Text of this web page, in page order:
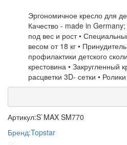
Эргономичное кресло для
Качество - made in
под вес и рост •
весом от 18 кг •
профилактики детского
крестовина • Закругленный
расцветки 3D- сетки •
Артикул:S`MAX SM770
Бренд:Topstar